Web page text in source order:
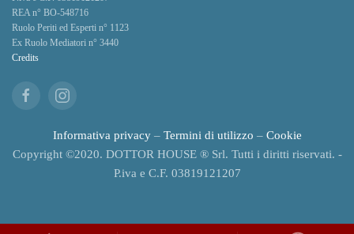
REA n° BO-548716
Ruolo Periti ed Esperti n° 1123
Ex Ruolo Mediatori n° 3440
Credits
Informativa privacy– Termini di utilizzo – Cookie
Copyright ©2020. DOTTOR HOUSE ® Srl. Tutti i diritti riservati. -
P.iva e C.F. 03819121207